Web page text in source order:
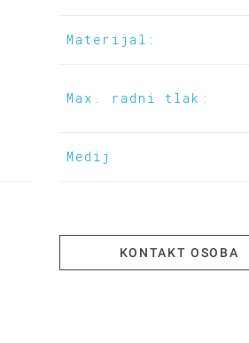
Materijal:
Max. radni tlak:
Medij
KONTAKT OSOBA